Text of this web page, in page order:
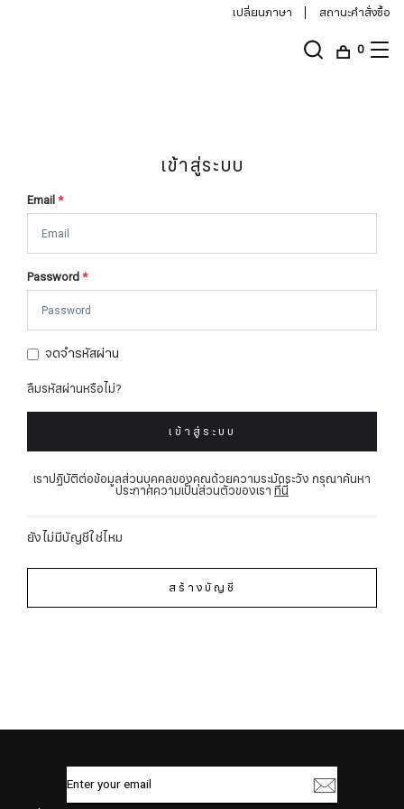
เปลี่ยนภาษา สถานะคำสั่งซื้อ
0
เข้าสู่ระบบ
Email*
Password*
จดจำรหัสผ่าน
ลืมรหัสผ่านหรือไม่?
เข้าสู่ระบบ
เราปฏิบัติต่อข้อมูลส่วนบุคคลของคุณด้วยความระมัดระวัง กรุณาค้นหา
ประกาศความเป็นส่วนตัวของเรา ที่นี่
ยังไม่มีบัญชีใช่ไหม
สร้างบัญชี